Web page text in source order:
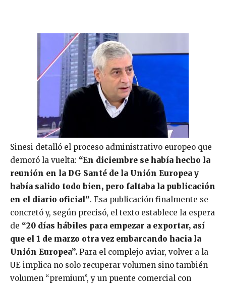
Sinesi detalló el proceso administrativo europeo que
demoró la vuelta: “En diciembre se había hecho la
reunión en la DG Santé de la Unión Europea y
había salido todo bien, pero faltaba la publicación
en el diario oficial”. Esa publicación finalmente se
concretó y, según precisó, el texto establece la espera
de “20 días hábiles para empezar a exportar, así
que el 1 de marzo otra vez embarcando hacia la
Unión Europea”. Para el complejo aviar, volver a la
UE implica no solo recuperar volumen sino también
volumen “premium”, y un puente comercial con